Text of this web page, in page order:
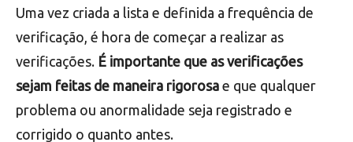
Realizar as verificações
Uma vez criada a lista e definida a frequência de
verificação, é hora de começar a realizar as